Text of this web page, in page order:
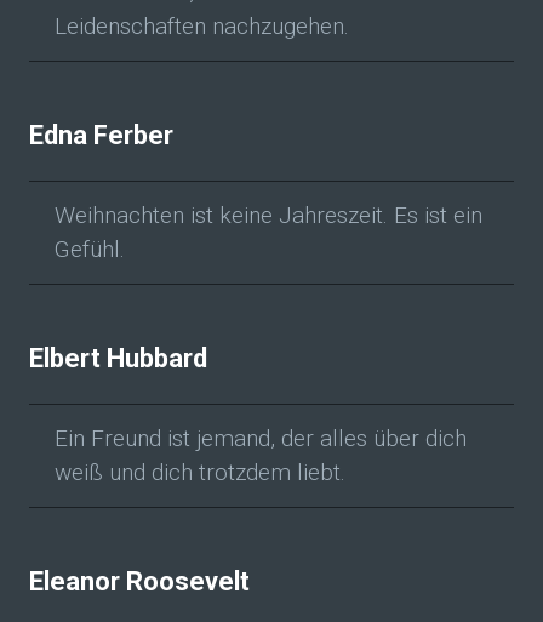
Leidenschaften nachzugehen.
Edna Ferber
Weihnachten ist keine Jahreszeit. Es ist ein
Gefühl.
Elbert Hubbard
Ein Freund ist jemand, der alles über dich
weiß und dich trotzdem liebt.
Eleanor Roosevelt